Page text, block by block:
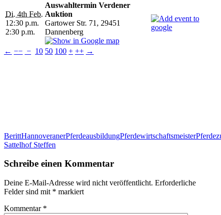
Di. 4th Feb.
12:30 p.m.
2:30 p.m.
Auswahltermin Verdener
Auktion
Gartower Str. 71, 29451
Dannenberg
← −− − 10 50 100 + ++ →
BerittHannoveranerPferdeausbildungPferdewirtschaftsmeister
Sattelhof Steffen
Schreibe einen Kommentar
Deine E-Mail-Adresse wird nicht veröffentlicht. Erforderliche
Felder sind mit * markiert
Kommentar *